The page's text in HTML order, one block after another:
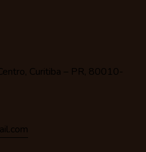
Curitiba – PR, 80010-